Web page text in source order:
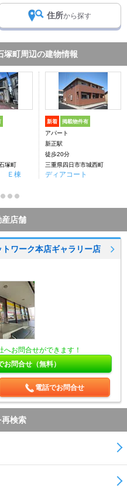
住所から探す
町周辺の建物情報
塚町
Ｅ棟
新着 掲載物件有
アパート
新正駅
徒歩20分
三重県四日市市城西町
ディアコート
店舗
ワーク本店ギャラリー店
へお問合せができます！
お問合せ（無料）
電話でお問合せ
検索